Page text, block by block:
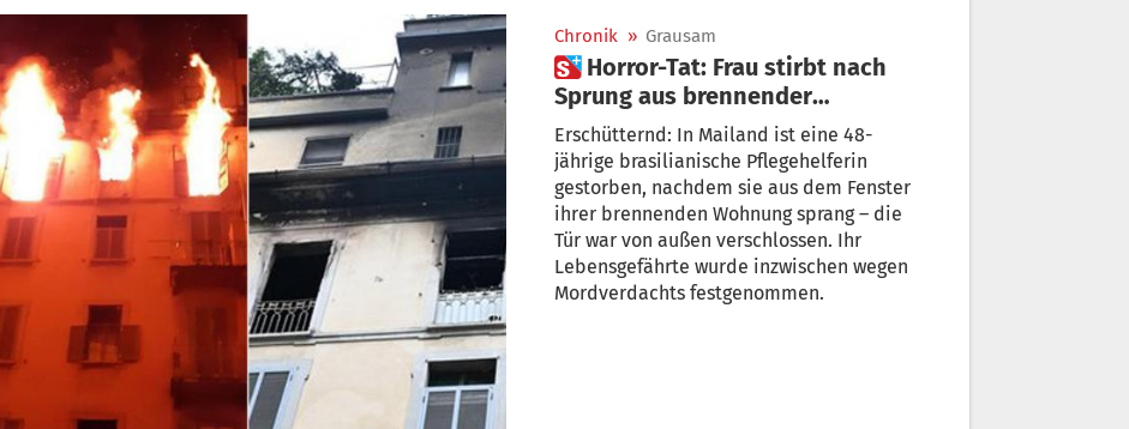
Chronik » Grausam
 Horror-Tat: Frau stirbt nach
Sprung aus brennender
Wohnung – Partner soll sie
eingesperrt haben
Erschütternd: In Mailand ist eine 48-
jährige brasilianische Pflegehelferin
gestorben, nachdem sie aus dem Fenster
ihrer brennenden Wohnung sprang – die
Tür war von außen verschlossen. Ihr
Lebensgefährte wurde inzwischen wegen
Mordverdachts festgenommen.